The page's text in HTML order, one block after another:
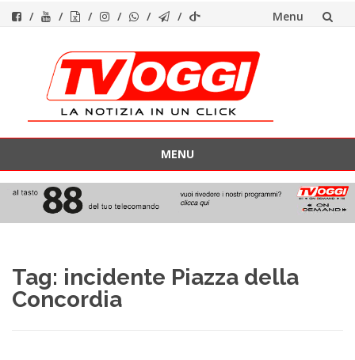
Menu
contenuto
MENU
contenuto
Tag: incidente Piazza della
Concordia